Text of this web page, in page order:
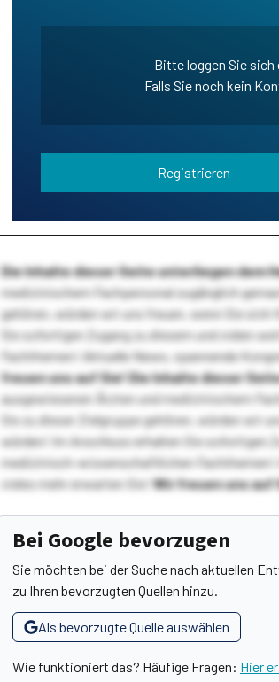
Bitte loggen Sie sich
Falls Sie noch kein
Registrieren
Die Inhalte dieser Seite unterliegen dem
medizinischem Fachpersonal zugänglich
gehören, würden wir uns freuen, wenn Sie
Sie sofortigen Zugang zu diesem und vielen
Fachthemen! Aktuelle News, spannende
freuen uns auf Sie!Die Inhalte dieser
ausgewiesenen Ärzten und medizinischem
Sie zu dieser Zielgruppe gehören, würden wir
würden! Im Anschluss erhalten Sie sofortigen
medizinisch-wissenschaftlichen Fachthemen!
vieles mehr erwarten Sie!Wir freuen uns auf
Bei Google bevorzugen
Sie möchten bei der Suche nach aktuellen
zu Ihren bevorzugten Quellen hinzu.
Als bevorzugte Quelle auswählen
Wie funktioniert das? Häufige Fragen: Hier